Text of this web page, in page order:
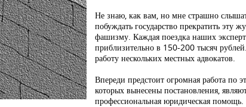
Не знаю, как вам, но мне страшно
побуждать государство прекратить эту
фашизму. Каждая поездка наших
приблизительно в 150-200 тысяч
работу нескольких местных адвокатов.
Впереди предстоит огромная работа по
которых вынесены постановления,
профессиональная юридическая помощь.